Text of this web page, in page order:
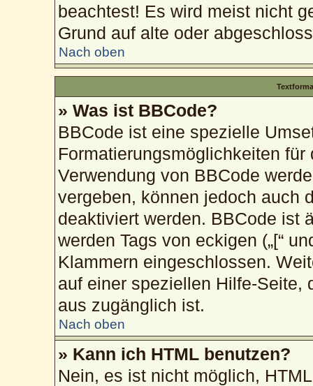
beachtest! Es wird meist nicht
Grund auf alte oder
Nach oben
» Was ist BBCode?
BBCode ist eine spezielle
Formatierungsmöglichkeiten
Verwendung von BBCode
vergeben, können jedoch auch
deaktiviert werden. BBCode ist
werden Tags von eckigen („[“
Klammern eingeschlossen.
auf einer speziellen Hilfe-Seite,
aus zugänglich ist.
Nach oben
» Kann ich HTML benutzen?
Nein, es ist nicht möglich,